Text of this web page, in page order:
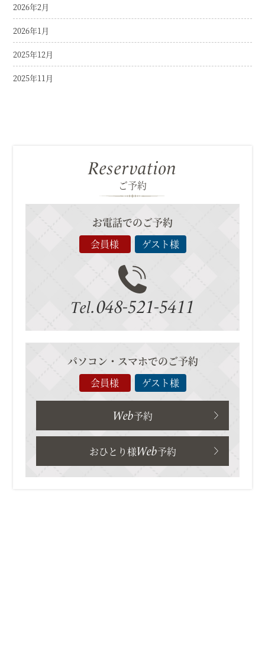
2026年2月
2026年1月
2025年12月
2025年11月
Reservation
ご予約
お電話でのご予約
会員様 ゲスト様
Tel.048-521-5411
パソコン・スマホでのご予約
会員様 ゲスト様
Web予約
おひとり様Web予約